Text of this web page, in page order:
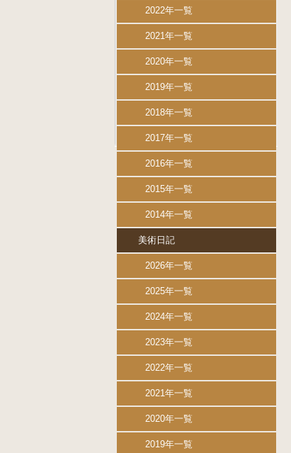
2022年一覧
2021年一覧
2020年一覧
2019年一覧
2018年一覧
2017年一覧
2016年一覧
2015年一覧
2014年一覧
美術日記
2026年一覧
2025年一覧
2024年一覧
2023年一覧
2022年一覧
2021年一覧
2020年一覧
2019年一覧